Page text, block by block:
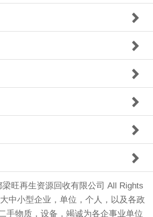
旺再生资源回收有限公司 All Rights
中小型企业，单位，个人，以及各政
手物质，设备，竭诚为各企事业单位